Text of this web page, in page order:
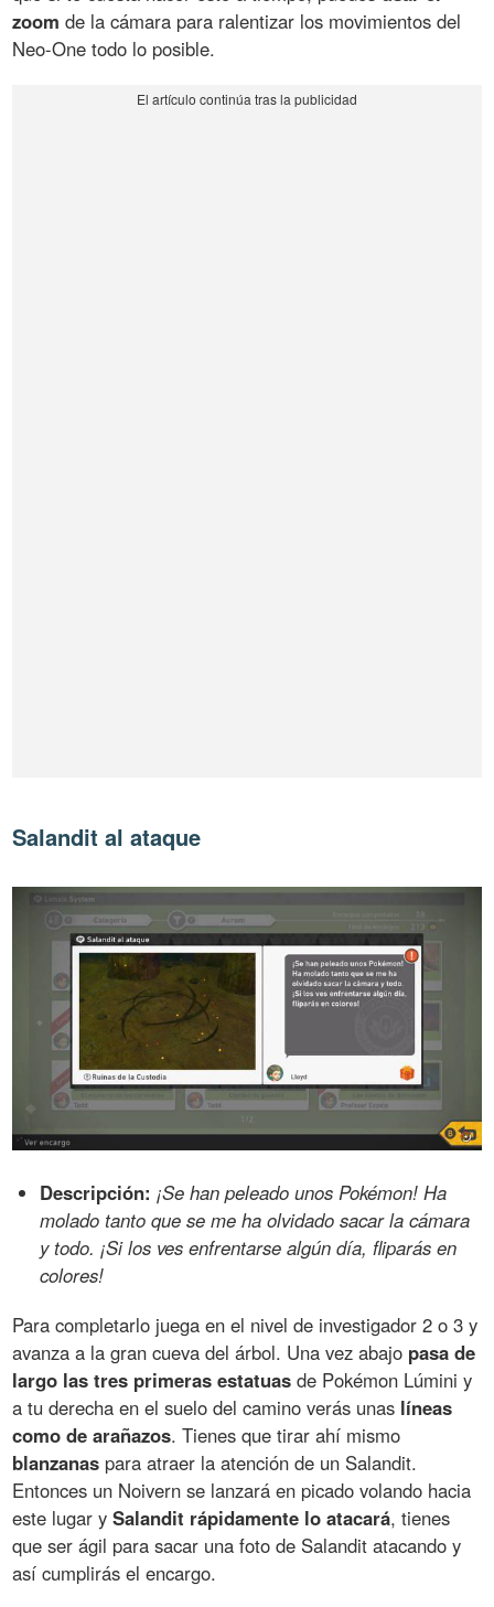
zoom de la cámara para ralentizar los movimientos del
Neo-One todo lo posible.
Salandit al ataque
Descripción: ¡Se han peleado unos Pokémon! Ha
molado tanto que se me ha olvidado sacar la cámara
y todo. ¡Si los ves enfrentarse algún día, fliparás en
colores!
Para completarlo juega en el nivel de investigador 2 o 3 y
avanza a la gran cueva del árbol. Una vez abajo pasa de
largo las tres primeras estatuas de Pokémon Lúmini y
a tu derecha en el suelo del camino verás unas líneas
como de arañazos. Tienes que tirar ahí mismo
blanzanas para atraer la atención de un Salandit.
Entonces un Noivern se lanzará en picado volando hacia
este lugar ySalandit rápidamente lo atacará, tienes
que ser ágil para sacar una foto de Salandit atacando y
así cumplirás el encargo.